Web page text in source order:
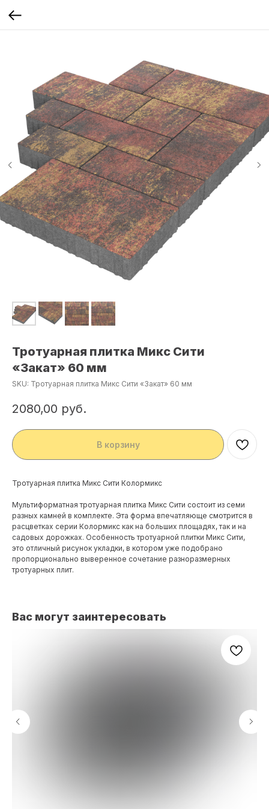
Тротуарная плитка Микс Сити
«Закат» 60 мм
SKU: Тротуарная плитка Микс Сити «Закат» 60 мм
2080,00 руб.
В корзину
Тротуарная плитка Микс Сити Колормикс
Мультиформатная тротуарная плитка Микс Сити состоит из семи
разных камней в комплекте. Эта форма впечатляюще смотрится в
расцветках серии Колормикс как на больших площадях, так и на
садовых дорожках. Особенность тротуарной плитки Микс Сити,
это отличный рисунок укладки, в котором уже подобрано
пропорционально выверенное сочетание разноразмерных
тротуарных плит.
Вас могут заинтересовать